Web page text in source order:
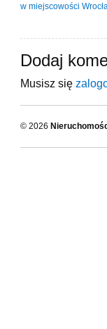
w miejscowości
Dodaj
Musisz się
© 2026